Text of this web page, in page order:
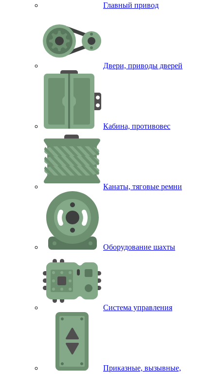
Главный привод
Двери, приводы дверей
Кабина, противовес
Канаты, тяговые ремни
Оборудование шахты
Система управления
Приказные, вызывные,